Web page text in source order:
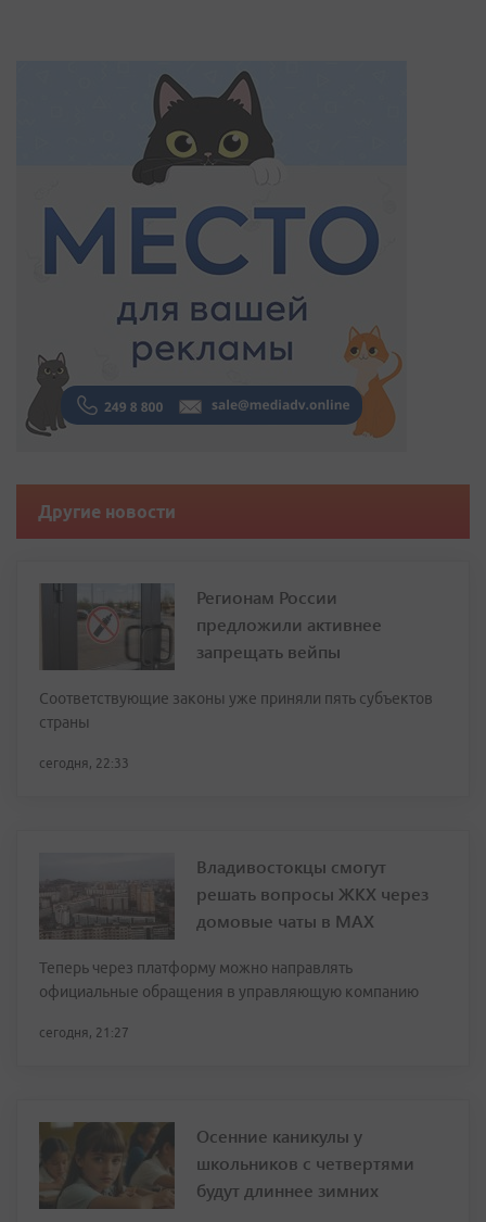
Другие новости
Регионам России
предложили активнее
запрещать вейпы
Соответствующие законы уже приняли пять субъектов
страны
сегодня, 22:33
Владивостокцы смогут
решать вопросы ЖКХ через
домовые чаты в МАХ
Теперь через платформу можно направлять
официальные обращения в управляющую компанию
сегодня, 21:27
Осенние каникулы у
школьников с четвертями
будут длиннее зимних